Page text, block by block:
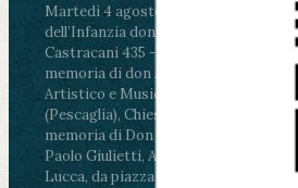
Martedì 4 agosto2026
ore 11:30 -
dell’Infanzia don Aldo Mei - Viale
Castracani 435 - Inaugurazione
memoria di don Aldo Mei curato dal
Artistico e Musicale “Passaglia”
(Pescaglia), Chiesa parrocchiale -
memoria di Don Aldo Mei celebrata da
Paolo Giulietti, Arcivescovo di Lucca
Lucca, da piazza San Michele al